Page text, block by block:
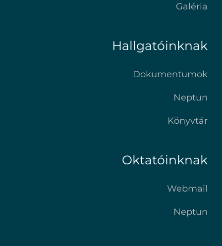
Galéria
Hallgatóinknak
Dokumentumok
Neptun
Könyvtár
Oktatóinknak
Webmail
Neptun